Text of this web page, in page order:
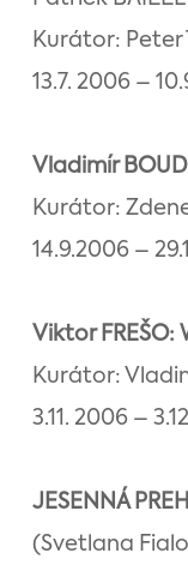
Kurátor: Peter
13.7. 2006 –
Vladimír
Kurátor:
14.9.2006 –
Viktor FREŠO:
Kurátor:
3.11. 2006 –
JESENNÁ
(Svetlana